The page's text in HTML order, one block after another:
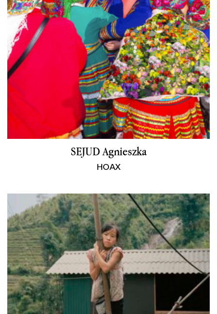
SEJUD Agnieszka
HOAX